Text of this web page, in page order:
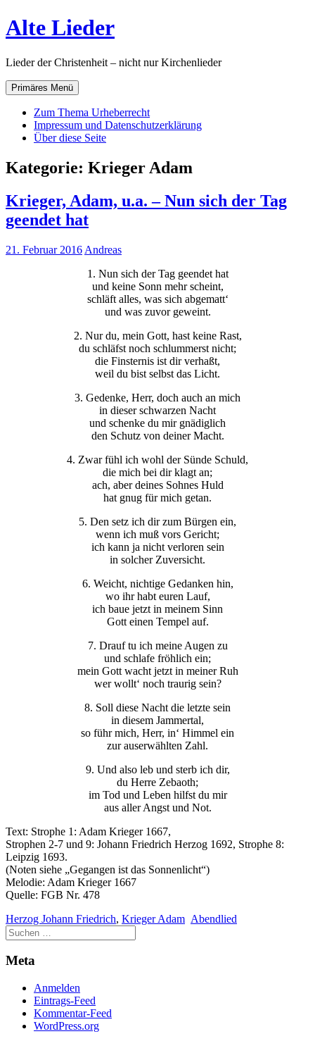
Zum
Inhalt
Alte Lieder
Lieder der Christenheit – nicht nur Kirchenlieder
Primäres Menü
Zum Thema Urheberrecht
Impressum und Datenschutzerklärung
Über diese Seite
Kategorie: Krieger Adam
Krieger, Adam, u.a. – Nun sich der Tag
geendet hat
21. Februar 2016 Andreas
1. Nun sich der Tag geendet hat
und keine Sonn mehr scheint,
schläft alles, was sich abgematt‘
und was zuvor geweint.
2. Nur du, mein Gott, hast keine Rast,
du schläfst noch schlummerst nicht;
die Finsternis ist dir verhaßt,
weil du bist selbst das Licht.
3. Gedenke, Herr, doch auch an mich
in dieser schwarzen Nacht
und schenke du mir gnädiglich
den Schutz von deiner Macht.
4. Zwar fühl ich wohl der Sünde Schuld,
die mich bei dir klagt an;
ach, aber deines Sohnes Huld
hat gnug für mich getan.
5. Den setz ich dir zum Bürgen ein,
wenn ich muß vors Gericht;
ich kann ja nicht verloren sein
in solcher Zuversicht.
6. Weicht, nichtige Gedanken hin,
wo ihr habt euren Lauf,
ich baue jetzt in meinem Sinn
Gott einen Tempel auf.
7. Drauf tu ich meine Augen zu
und schlafe fröhlich ein;
mein Gott wacht jetzt in meiner Ruh
wer wollt‘ noch traurig sein?
8. Soll diese Nacht die letzte sein
in diesem Jammertal,
so führ mich, Herr, in‘ Himmel ein
zur auserwählten Zahl.
9. Und also leb und sterb ich dir,
du Herre Zebaoth;
im Tod und Leben hilfst du mir
aus aller Angst und Not.
Text: Strophe 1: Adam Krieger 1667,
Strophen 2-7 und 9: Johann Friedrich Herzog 1692, Strophe 8:
Leipzig 1693.
(Noten siehe „Gegangen ist das Sonnenlicht“)
Melodie: Adam Krieger 1667
Quelle: FGB Nr. 478
Herzog Johann Friedrich, Krieger Adam Abendlied
Meta
Anmelden
Eintrags-Feed
Kommentar-Feed
WordPress.org